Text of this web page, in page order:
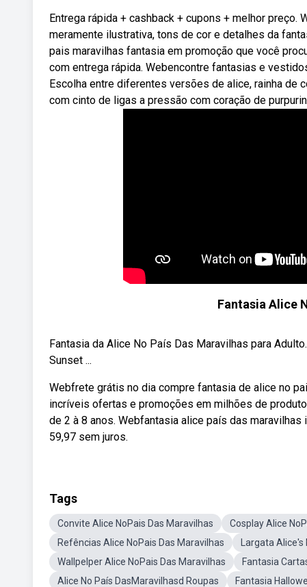
Entrega rápida + cashback + cupons + melhor
meramente ilustrativa, tons de cor e detalhes da
pais maravilhas fantasia em promoção que você
com entrega rápida. Webencontre fantasias e
Escolha entre diferentes versões de alice, rainha de
com cinto de ligas a pressão com coração de
Fantasia Alice
Fantasia da Alice No País Das Maravilhas para
Sunset ...
Webfrete grátis no dia compre fantasia de alice no
incríveis ofertas e promoções em milhões de
de 2 à 8 anos. Webfantasia alice país das
59,97 sem juros.
Tags
Convite Alice NoPais Das Maravilhas Cosplay Alice
Refências Alice NoPais Das Maravilhas
Largata
Wallpelper Alice NoPais Das Maravilhas
Fantasia
Alice No País DasMaravilhasd Roupas
Fantasia